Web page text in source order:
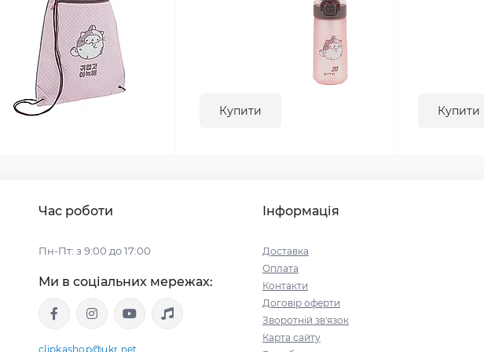
Купити Купити
Час роботи
Пн-Пт: з 9:00 до 17:00
Ми в соціальних мережах:
clipkashop@ukr.net
Інформація
Доставка
Оплата
Контакти
Договір оферти
Зворотній зв'язок
Карта сайту